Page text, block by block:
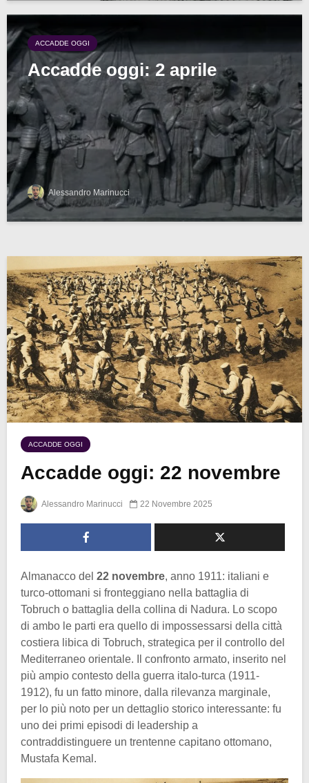
ACCADDE OGGI
Accadde oggi: 2 aprile
Alessandro Marinucci
ACCADDE OGGI
Accadde oggi: 22 novembre
Alessandro Marinucci 22 Novembre 2025
Almanacco del 22 novembre, anno 1911: italiani e
turco-ottomani si fronteggiano nella battaglia di
Tobruch o battaglia della collina di Nadura. Lo scopo
di ambo le parti era quello di impossessarsi della città
costiera libica di Tobruch, strategica per il controllo del
Mediterraneo orientale. Il confronto armato, inserito nel
più ampio contesto della guerra italo-turca (1911-
1912), fu un fatto minore, dalla rilevanza marginale,
per lo più noto per un dettaglio storico interessante: fu
uno dei primi episodi di leadership a
contraddistinguere un trentenne capitano ottomano,
Mustafa Kemal.